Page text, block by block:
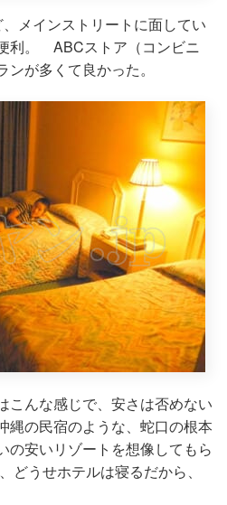
メインストリートに面してい
利。 ABCストア（コンビニ
が多くて良かった。
こんな感じで、安さは否めない
の民宿のような、蛇口の根本
の安いリゾートを想像してもら
うせホテルは寝るだから、